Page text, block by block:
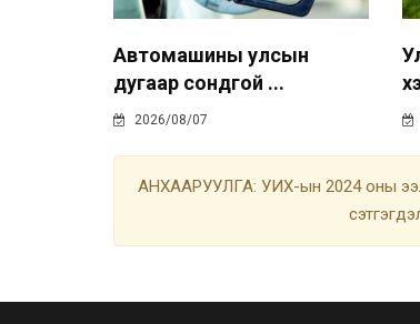
Автомашины улсын
дугаар сондгой ...
2026/08/07
АНХААРУУЛГА: УИХ-ын 2024 оны